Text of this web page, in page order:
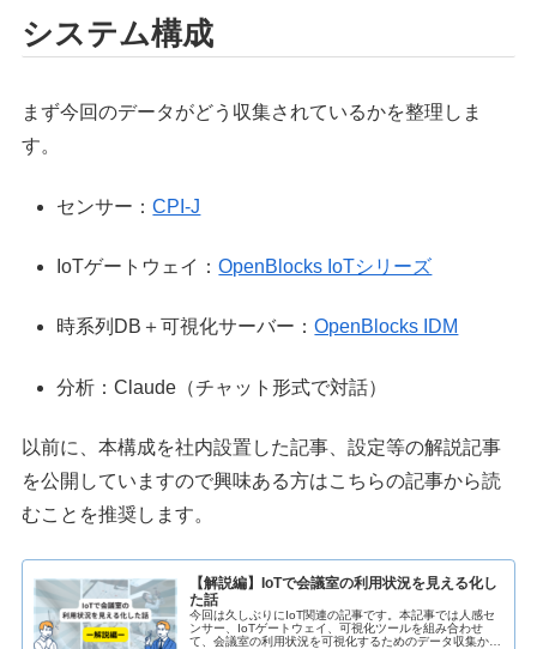
システム構成
まず今回のデータがどう収集されているかを整理しま
す。
センサー：CPI-J
IoTゲートウェイ：OpenBlocks IoTシリーズ
時系列DB＋可視化サーバー：OpenBlocks IDM
分析：Claude（チャット形式で対話）
以前に、本構成を社内設置した記事、設定等の解説記事
を公開していますので興味ある方はこちらの記事から読
むことを推奨します。
【解説編】IoTで会議室の利用状況を見える化し
た話
今回は久しぶりにIoT関連の記事です。本記事では人感セ
ンサー、IoTゲートウェイ、可視化ツールを組み合わせ
て、会議室の利用状況を可視化するためのデータ収集から